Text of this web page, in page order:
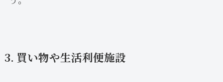
3. 買い物や生活利便施設